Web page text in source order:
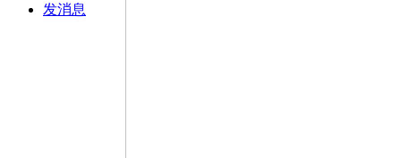
发消息